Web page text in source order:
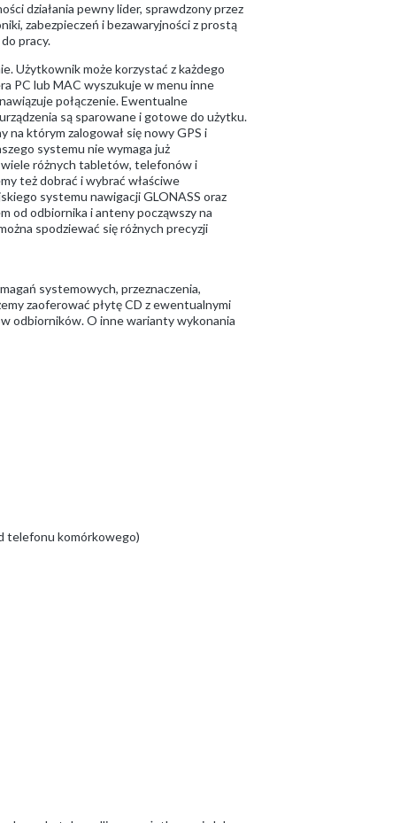
działania pewny lider, sprawdzony przez
zabezpieczeń i bezawaryjności z prostą
pracy.
Użytkownik może korzystać z każdego
PC lub MAC wyszukuje w menu inne
połączenie. Ewentualne
są sparowane i gotowe do użytku.
na którym zalogował się nowy GPS i
systemu nie wymaga już
wiele różnych tabletów, telefonów i
też dobrać i wybrać właściwe
systemu nawigacji GLONASS oraz
od odbiornika i anteny począwszy na
spodziewać się różnych precyzji
systemowych, przeznaczenia,
zaoferować płytę CD z ewentualnymi
odbiorników. O inne warianty wykonania
telefonu komórkowego)